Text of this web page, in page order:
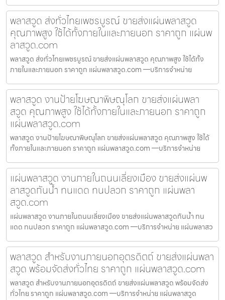
พลาสวูด ส่งทั่วไทยเพชรบูรณ์ ขายส่งแผ่นพลาสวูด
คุณภาพสูง ใช้ได้ทั้งภายในและภายนอก ราคาถูก แผ่นพ
ลาสวูด.com
พลาสวูด ส่งทั่วไทยเพชรบูรณ์ ขายส่งแผ่นพลาสวูด คุณภาพสูง ใช้ได้ทั้ง
ภายในและภายนอก ราคาถูก แผ่นพลาสวูด.com —บริการจำหน่าย
พลาสวูด งานป้ายโฆษณาพิษณุโลก ขายส่งแผ่นพลา
สวูด คุณภาพสูง ใช้ได้ทั้งภายในและภายนอก ราคาถูก
แผ่นพลาสวูด.com
พลาสวูด งานป้ายโฆษณาพิษณุโลก ขายส่งแผ่นพลาสวูด คุณภาพสูง ใช้ได้
ทั้งภายในและภายนอก ราคาถูก แผ่นพลาสวูด.com —บริการจำหน่าย
แผ่นพลาสวูด งานภายในถนนเลี่ยงเมือง ขายส่งแผ่นพ
ลาสวูดกันน้ำ ทนแดด ทนปลวก ราคาถูก แผ่นพลา
สวูด.com
แผ่นพลาสวูด งานภายในถนนเลี่ยงเมือง ขายส่งแผ่นพลาสวูดกันน้ำ ทน
แดด ทนปลวก ราคาถูก แผ่นพลาสวูด.com —บริการจำหน่าย แผ่นพลาสว
พลาสวูด สำหรับงานภายนอกอุตรดิตถ์ ขายส่งแผ่นพลา
สวูด พร้อมจัดส่งทั่วไทย ราคาถูก แผ่นพลาสวูด.com
พลาสวูด สำหรับงานภายนอกอุตรดิตถ์ ขายส่งแผ่นพลาสวูด พร้อมจัดส่ง
ทั่วไทย ราคาถูก แผ่นพลาสวูด.com —บริการจำหน่าย แผ่นพลาสวูด